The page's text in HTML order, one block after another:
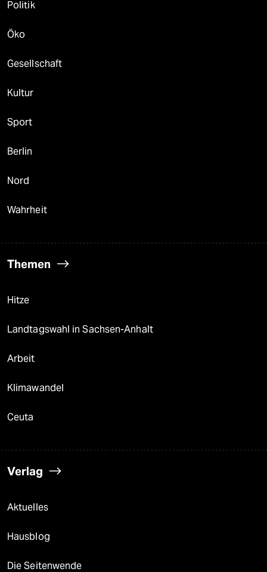
Politik
Öko
Gesellschaft
Kultur
Sport
Berlin
Nord
Wahrheit
Themen
Hitze
Landtagswahl in Sachsen-Anhalt
Arbeit
Klimawandel
Ceuta
Verlag
Aktuelles
Hausblog
Die Seitenwende